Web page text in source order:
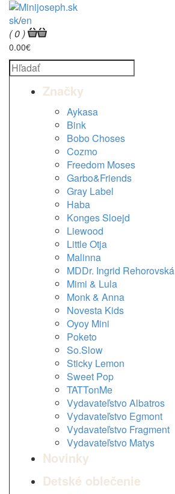
sk/en
( 0 )
0.00€
Značky
Aykasa
Bink
Bobo Choses
Cozmo
Freedom Moses
Garbo&Friends
Gray Label
Haba
Konges Sloejd
Liewood
Little Otja
Malinna
MDDr. Ingrid Rehorovská
Mimi & Lula
Monk & Anna
Novesta Kids
Oyoy Mini
Poketo
So.Slow
Sticky Lemon
Sweet Pop
TATTonMe
Vydavateľstvo Albatros
Vydavateľstvo Egmont
Vydavateľstvo Fragment
Vydavateľstvo Matys
Novinky
Detské oblečenie